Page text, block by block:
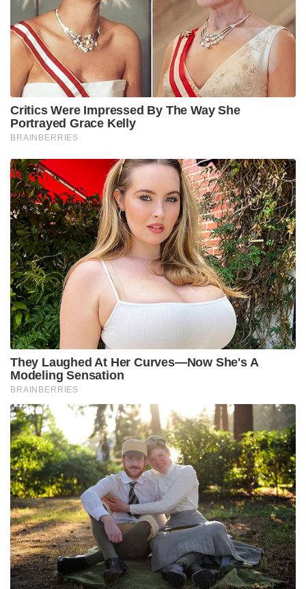
Critics Were Impressed By The Way She
Portrayed Grace Kelly
BRAINBERRIES
They Laughed At Her Curves—Now She's A
Modeling Sensation
BRAINBERRIES